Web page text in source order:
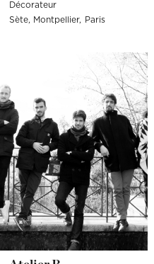
Meudon Issy-les-Moulineaux
Décorateur
Sète
Montpellier Paris